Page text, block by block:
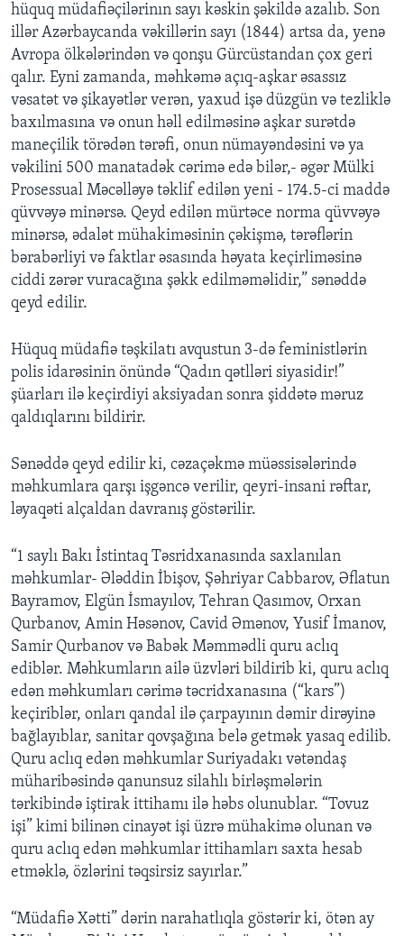
hüquq müdafiəçilərinın sayı kəskin şəkildə azalıb. Son
illər Azərbaycanda vəkillərin sayı (1844) artsa da, yenə
Avropa ölkələrindən və qonşu Gürcüstandan çox geri
qalır. Eyni zamanda, məhkəmə açıq-aşkar əsassız
vəsatət və şikayətlər verən, yaxud işə düzgün və tezliklə
baxılmasına və onun həll edilməsinə aşkar surətdə
maneçilik törədən tərəfi, onun nümayəndəsini və ya
vəkilini 500 manatadək cərimə edə bilər,- əgər Mülki
Prosessual Məcəlləyə təklif edilən yeni - 174.5-ci maddə
qüvvəyə minərsə. Qeyd edilən mürtəce norma qüvvəyə
minərsə, ədalət mühakiməsinin çəkişmə, tərəflərin
bərabərliyi və faktlar əsasında həyata keçirliməsinə
ciddi zərər vuracağına şəkk edilməməlidir,” sənəddə
qeyd edilir.
Hüquq müdafiə təşkilatı avqustun 3-də feministlərin
polis idarəsinin önündə “Qadın qətlləri siyasidir!”
şüarları ilə keçirdiyi aksiyadan sonra şiddətə məruz
qaldıqlarını bildirir.
Sənəddə qeyd edilir ki, cəzaçəkmə müəssisələrində
məhkumlara qarşı işgəncə verilir, qeyri-insani rəftar,
ləyaqəti alçaldan davranış göstərilir.
“1 saylı Bakı İstintaq Təsridxanasında saxlanılan
məhkumlar- Ələddin İbişov, Şəhriyar Cabbarov, Əflatun
Bayramov, Elgün İsmayılov, Tehran Qasımov, Orxan
Qurbanov, Amin Həsənov, Cavid Əmənov, Yusif İmanov,
Samir Qurbanov və Babək Məmmədli quru aclıq
ediblər. Məhkumların ailə üzvləri bildirib ki, quru aclıq
edən məhkumları cərimə təcridxanasına (“kars”)
keçiriblər, onları qandal ilə çarpayının dəmir dirəyinə
bağlayıblar, sanitar qovşağına belə getmək yasaq edilib.
Quru aclıq edən məhkumlar Suriyadakı vətəndaş
müharibəsində qanunsuz silahlı birləşmələrin
tərkibində iştirak ittihamı ilə həbs olunublar. “Tovuz
işi” kimi bilinən cinayət işi üzrə mühakimə olunan və
quru aclıq edən məhkumlar ittihamları saxta hesab
etməklə, özlərini təqsirsiz sayırlar.”
“Müdafiə Xətti” dərin narahatlıqla göstərir ki, ötən ay